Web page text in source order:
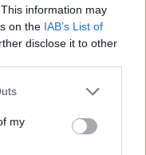
information may
on the IAB’s List of
disclose it to other
my